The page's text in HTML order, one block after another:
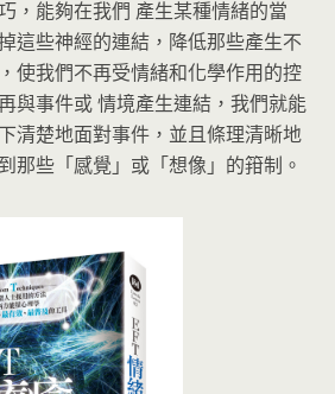
，能夠在我們 產生某種情緒的當
這些神經的連結，降低那些產生不
使我們不再受情緒和化學作用的控
與事件或 情境產生連結，我們就能
清楚地面對事件，並且條理清晰地
那些「感覺」或「想像」的箝制。